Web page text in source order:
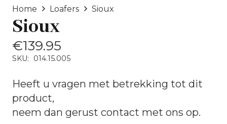
Home Loafers Sioux
Sioux
€139.95
SKU: 014.15.005
Heeft u vragen met betrekking tot dit
product,
neem dan gerust contact met ons op.